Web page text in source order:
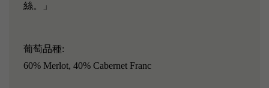
絲。」
葡萄品種:
60% Merlot, 40% Cabernet Franc